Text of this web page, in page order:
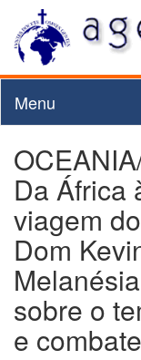
Menu
Da África
viagem
Dom
sobre o
e